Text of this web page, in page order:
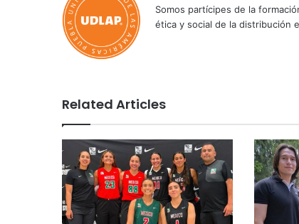
Somos partícipes de la
ética y social de la distribución
Related Articles